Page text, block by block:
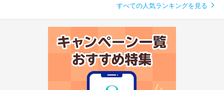
すべての人気ランキングを見る